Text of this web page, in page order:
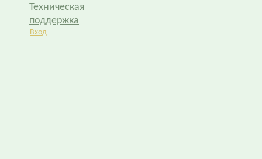
Техническая
поддержка
Вход